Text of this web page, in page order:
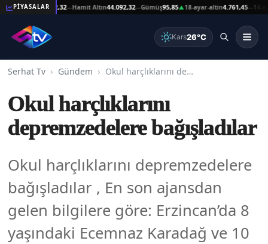
PİYASALAR
Altın44.092,32 Hamit Altın44.092,32—Gümüş95,85▲18-ayar-altin4.761,45—14-ayar-
Kars26°C
Serhat Tv Gündem Okul harçlıklarını depremzedelere bağışladılar
Okul harçlıklarını
depremzedelere bağışladılar
Okul harçlıklarını depremzedelere
bağışladılar , En son ajansdan
gelen bilgilere göre: Erzincan’da 8
yaşındaki Ecemnaz Karadağ ve 10